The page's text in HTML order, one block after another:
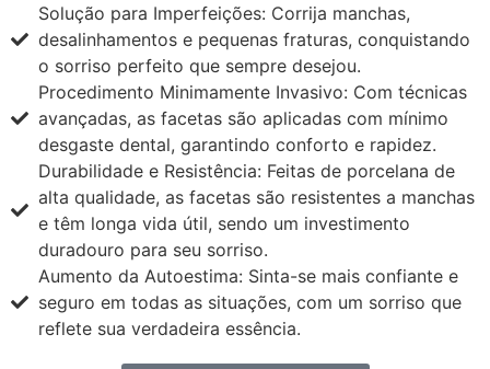
Solução para Imperfeições: Corrija manchas,
desalinhamentos e pequenas fraturas, conquistando
o sorriso perfeito que sempre desejou.
Procedimento Minimamente Invasivo: Com técnicas
avançadas, as facetas são aplicadas com mínimo
desgaste dental, garantindo conforto e rapidez.
Durabilidade e Resistência: Feitas de porcelana de
alta qualidade, as facetas são resistentes a manchas
e têm longa vida útil, sendo um investimento
duradouro para seu sorriso.
Aumento da Autoestima: Sinta-se mais confiante e
seguro em todas as situações, com um sorriso que
reflete sua verdadeira essência.